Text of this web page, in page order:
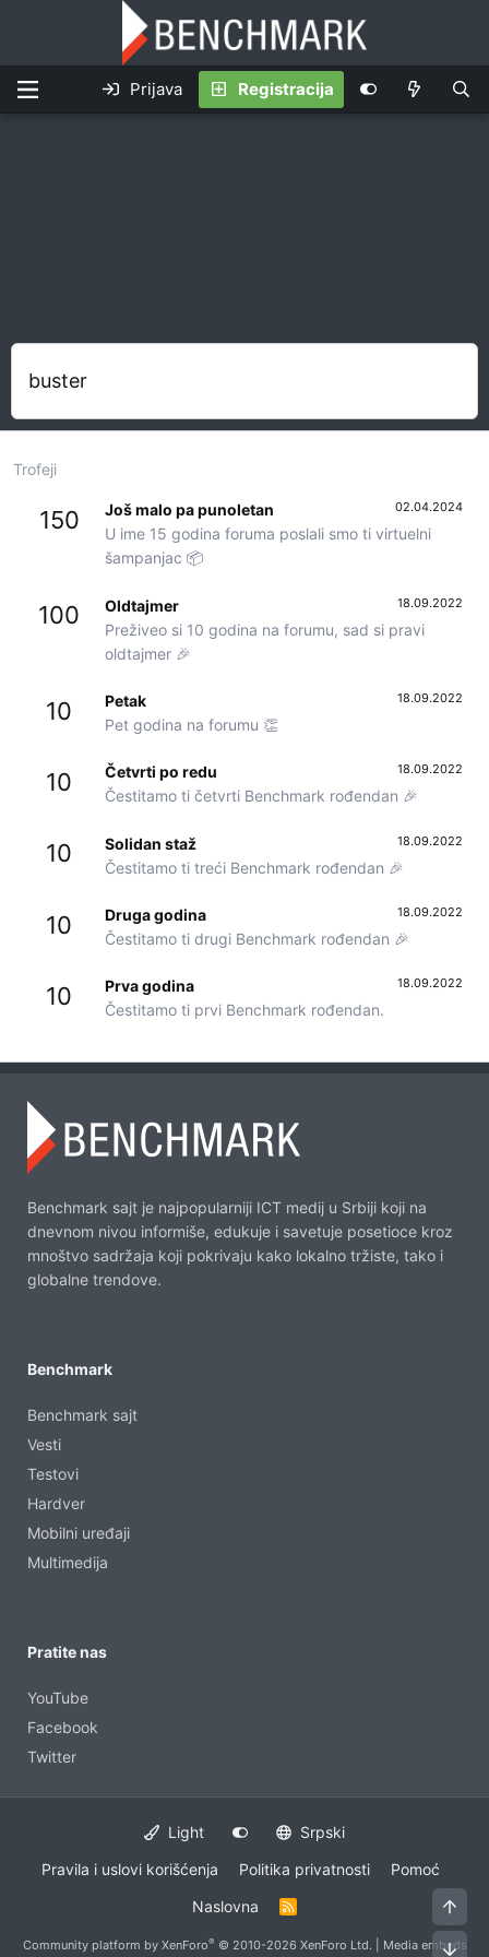
Prijava Registracija
buster
Trofeji
150 02.04.2024
Još malo pa punoletan
U ime 15 godina foruma poslali smo ti virtuelni
šampanjac 📦
100 18.09.2022
Oldtajmer
Preživeo si 10 godina na forumu, sad si pravi
oldtajmer 🎉
10 18.09.2022
Petak
Pet godina na forumu 👏
10 18.09.2022
Četvrti po redu
Čestitamo ti četvrti Benchmark rođendan 🎉
10 18.09.2022
Solidan staž
Čestitamo ti treći Benchmark rođendan 🎉
10 18.09.2022
Druga godina
Čestitamo ti drugi Benchmark rođendan 🎉
10 18.09.2022
Prva godina
Čestitamo ti prvi Benchmark rođendan.
Benchmark sajt je najpopularniji ICT medij u Srbiji koji na
dnevnom nivou informiše, edukuje i savetuje posetioce kroz
mnoštvo sadržaja koji pokrivaju kako lokalno tržiste, tako i
globalne trendove.
Benchmark
Benchmark sajt
Vesti
Testovi
Hardver
Mobilni uređaji
Multimedija
Pratite nas
YouTube
Facebook
Twitter
Light
Srpski
Pravila i uslovi korišćenja
Politika privatnosti
Pomoć
Naslovna
R
S
Community platform by XenForo® © 2010-2026 XenForo Ltd.
Media embedsDno